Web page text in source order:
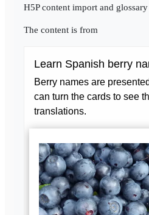
H5P content import and
The content is from